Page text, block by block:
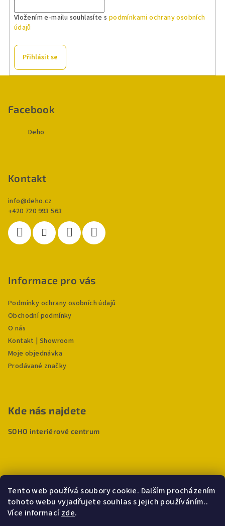
Tento web používá soubory cookie. Dalším procházením
tohoto webu vyjadřujete souhlas s jejich používáním..
Více informacízde.
p
v
Vložením e-mailu souhlasíte s podmínkami ochrany osobních
údajů
Přihlásit se
Facebook
Deho
Kontakt
info@deho.cz
+420 720 993 563
Informace pro vás
Podmínky ochrany osobních údajů
Obchodní podmínky
O nás
Kontakt | Showroom
Moje objednávka
Prodávané značky
Kde nás najdete
SOHO interiérové centrum